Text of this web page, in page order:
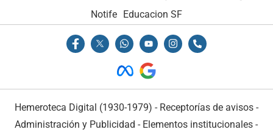
Notife Educacion SF
Hemeroteca Digital (1930-1979) - Receptorías de avisos -
Administración y Publicidad - Elementos institucionales -